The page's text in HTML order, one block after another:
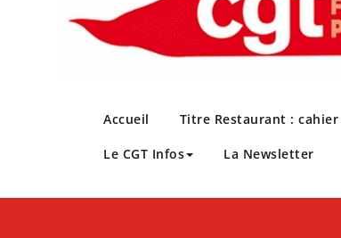
CGT Métropole
Accueil Titre Restaurant :
Le CGT Infos La Newsletter